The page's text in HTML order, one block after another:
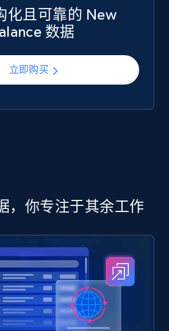
化且可靠的 New
数据
立即购买
，你专注于其余工作